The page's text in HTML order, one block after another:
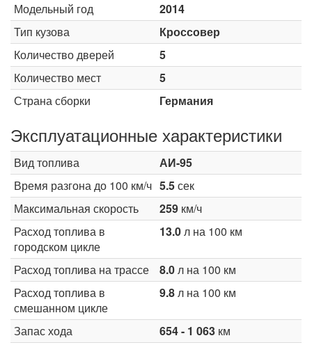
Модельный год
2014
Тип кузова
Кроссовер
Количество дверей
5
Количество мест
5
Страна сборки
Германия
Эксплуатационные характеристики
Вид топлива
АИ-95
Время разгона до 100 км/ч 5.5сек
Максимальная скорость
259 км/ч
Расход топлива в
городском цикле
13.0л на 100 км
Расход топлива на трассе 8.0л на 100 км
Расход топлива в
смешанном цикле
9.8л на 100 км
Запас хода 654 - 1 063 км